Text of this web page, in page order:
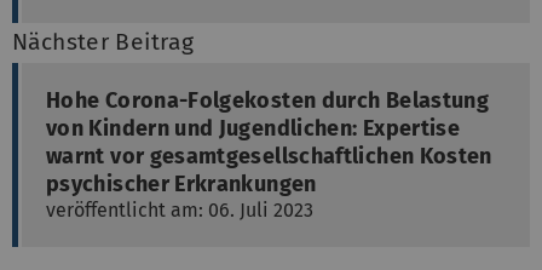
Nächster Beitrag
Hohe Corona-Folgekosten durch Belastung
von Kindern und Jugendlichen: Expertise
warnt vor gesamtgesellschaftlichen Kosten
psychischer Erkrankungen
veröffentlicht am: 06. Juli 2023